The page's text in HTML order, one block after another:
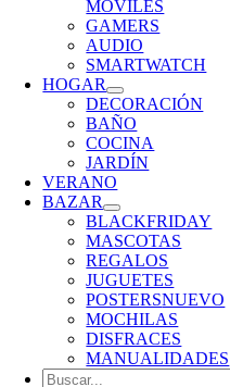
MÓVILES
GAMERS
AUDIO
SMARTWATCH
HOGAR
DECORACIÓN
BAÑO
COCINA
JARDÍN
VERANO
BAZAR
BLACKFRIDAY
MASCOTAS
REGALOS
JUGUETES
POSTERSNUEVO
MOCHILAS
DISFRACES
MANUALIDADES
Buscar: